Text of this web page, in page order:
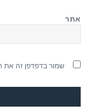
אתר
שמור בדפדפן זה את